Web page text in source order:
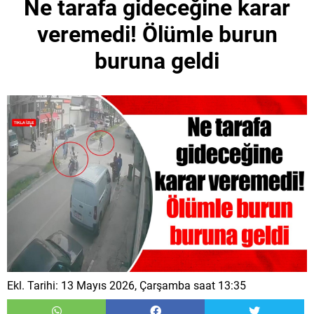
Ne tarafa gideceğine karar
veremedi! Ölümle burun
buruna geldi
Ekl. Tarihi: 13 Mayıs 2026, Çarşamba saat 13:35